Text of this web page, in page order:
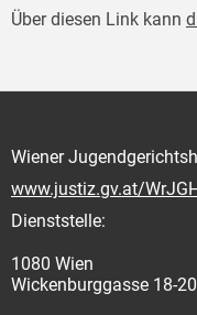
Über diesen Link kann
Wiener
www.justiz.gv.at/WrJGH
Dienststelle:
1080 Wien
Wickenburggasse 18-20